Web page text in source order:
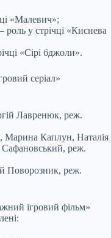
«Малевич»;
у стрічці «Киснева
«Сірі бджоли».
серіал»
Лавренюк, реж.
Марина Каплун, Наталія
реж.
Поворозник, реж.
ігровий фільм»